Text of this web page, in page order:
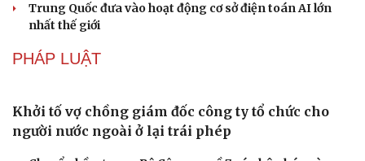
Văn hóa
Văn học
Giải trí
Trung Quốc đưa vào hoạt động cơ sở điện toán AI lớn
nhất thế giới
PHÁP LUẬT
Khởi tố vợ chồng giám đốc công ty tổ chức cho
người nước ngoài ở lại trái phép